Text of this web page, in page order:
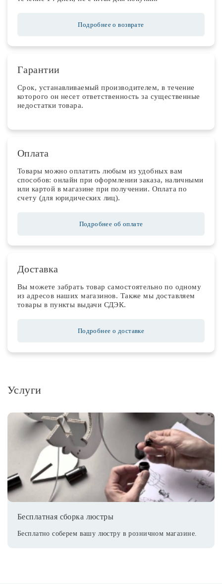
Подробнее о возврате
Гарантии
Срок, устанавливаемый производителем, в течение
которого он несет ответственность за существенные
недостатки товара.
Оплата
Товары можно оплатить любым из удобных вам
способов: онлайн при оформлении заказа, наличными
или картой в магазине при получении. Оплата по
счету (для юридических лиц).
Подробнее об оплате
Доставка
Вы можете забрать товар самостоятельно по одному
из адресов наших магазинов. Также мы доставляем
товары в пункты выдачи СДЭК.
Подробнее о доставке
Услуги
Бесплатная сборка люстры
Бесплатно соберем вашу люстру в розничном магазине.